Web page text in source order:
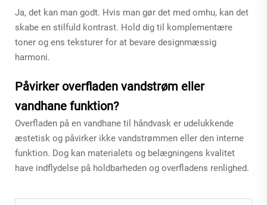
Ja, det kan man godt. Hvis man gør det med omhu, kan det
skabe en stilfuld kontrast. Hold dig til komplementære
toner og ens teksturer for at bevare designmæssig
harmoni.
Påvirker overfladen vandstrøm eller
vandhane funktion?
Overfladen på en vandhane til håndvask er udelukkende
æstetisk og påvirker ikke vandstrømmen eller den interne
funktion. Dog kan materialets og belægningens kvalitet
have indflydelse på holdbarheden og overfladens renlighed.